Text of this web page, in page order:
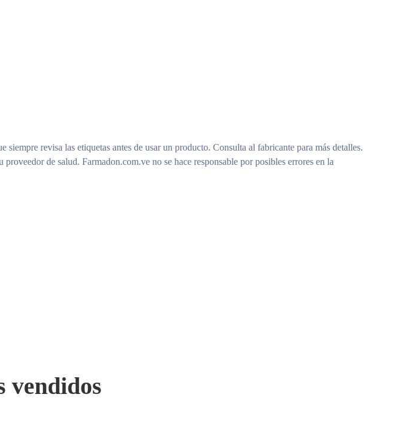
siempre revisa las etiquetas antes de usar un producto. Consulta al fabricante para más detalles.
de salud. Farmadon.com.ve no se hace responsable por posibles errores en la
vendidos